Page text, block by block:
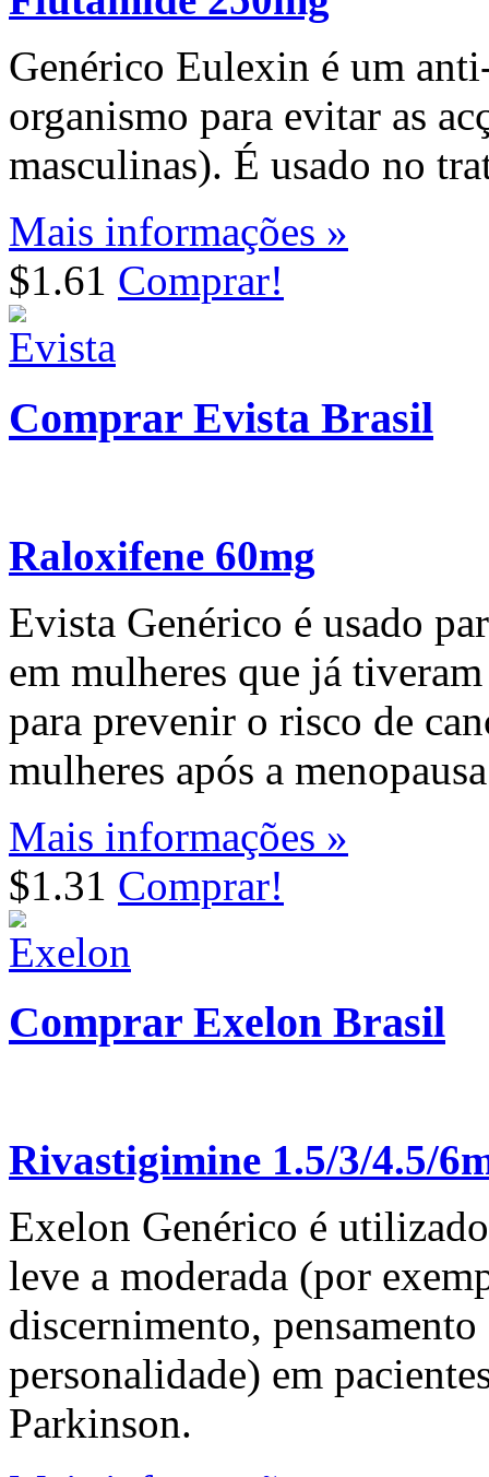
Genérico Eulexin é um
organismo para evitar as
masculinas). É usado no
Mais informações »
$1.61 Comprar!
Comprar Evista Brasil
Raloxifene 60mg
Evista Genérico é usado
em mulheres que já
para prevenir o risco de
mulheres após a
Mais informações »
$1.31 Comprar!
Comprar Exelon Brasil
Rivastigimine 1.5/3/4.5/
Exelon Genérico é
leve a moderada (por
discernimento,
personalidade) em
Parkinson.